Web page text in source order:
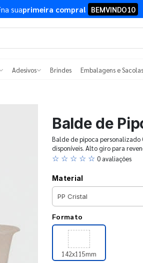
na suaprimeira compra! BEMVINDO10
Adesivos Brindes Embalagens e Sacolas
Balde de
Balde de pipoca personalizado
disponíveis. Alto giro para
☆ ☆ ☆ ☆ ☆ 0 avaliações
Material
Formato
142x115mm